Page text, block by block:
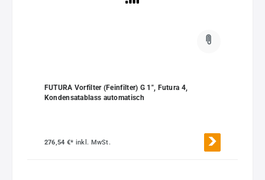
FUTURA Vorfilter (Feinfilter) G 1", Futura 4,
Kondensatablass automatisch
276,54 €* inkl. MwSt.